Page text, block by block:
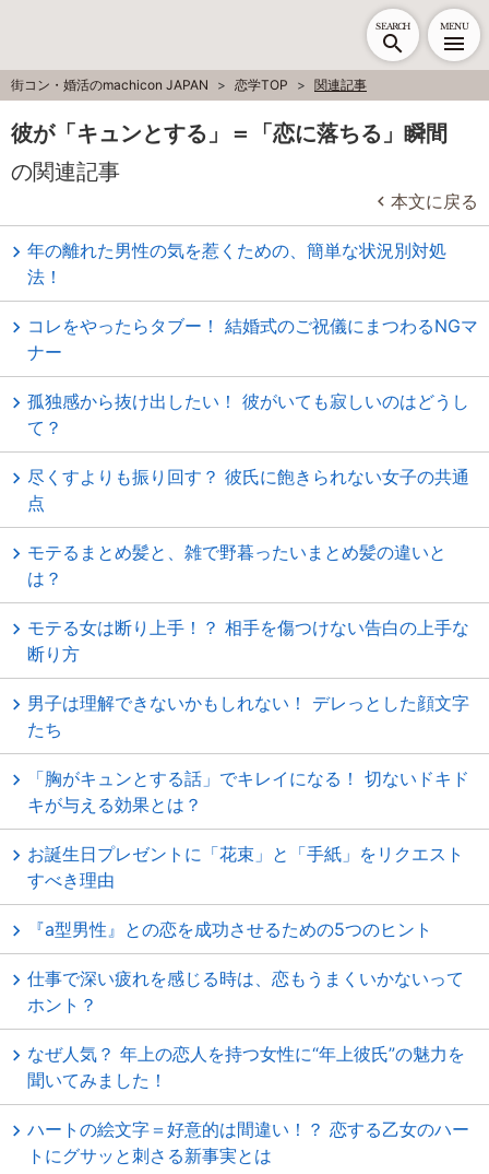
SEARCH MENU
街コン・婚活のmachicon JAPAN 恋学TOP 関連記事
彼が「キュンとする」＝「恋に落ちる」瞬間
の関連記事
本文に戻る
年の離れた男性の気を惹くための、簡単な状況別対処
法！
コレをやったらタブー！ 結婚式のご祝儀にまつわるNGマ
ナー
孤独感から抜け出したい！ 彼がいても寂しいのはどうし
て？
尽くすよりも振り回す？ 彼氏に飽きられない女子の共通
点
モテるまとめ髪と、雑で野暮ったいまとめ髪の違いと
は？
モテる女は断り上手！？ 相手を傷つけない告白の上手な
断り方
男子は理解できないかもしれない！ デレっとした顔文字
たち
「胸がキュンとする話」でキレイになる！ 切ないドキド
キが与える効果とは？
お誕生日プレゼントに「花束」と「手紙」をリクエスト
すべき理由
『a型男性』との恋を成功させるための5つのヒント
仕事で深い疲れを感じる時は、恋もうまくいかないって
ホント？
なぜ人気？ 年上の恋人を持つ女性に“年上彼氏”の魅力を
聞いてみました！
ハートの絵文字＝好意的は間違い！？ 恋する乙女のハー
トにグサッと刺さる新事実とは